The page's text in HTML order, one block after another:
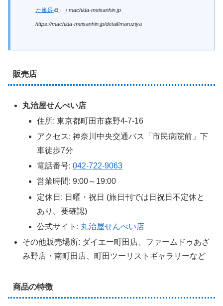
た逸品-⧉」｜machida-meisanhin.jp
https://machida-meisanhin.jp/detail/maruziya
販売店
丸治屋せんべい店
住所: 東京都町田市森野4-7-16
アクセス: 神奈川中央交通バス「市民病院前」下
車徒歩7分
電話番号:042-722-9063
営業時間: 9:00～19:00
定休日: 日曜・祝日 (旅日刊では日祝日不定休と
あり。要確認)
公式サイト: 丸治屋せんべい店
その他販売場所: ダイエー町田店、ファームドゥあざ
み野店・南町田店、町田ツーリストギャラリーなど
商品の特徴